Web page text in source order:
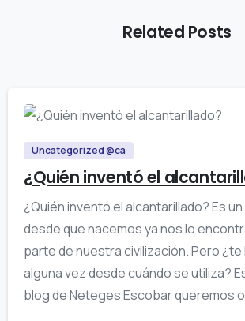
Related Posts
Uncategorized @ca
¿Quién inventó el
¿Quién inventó el alcantarillado? Es
desde que nacemos ya nos lo
parte de nuestra civilización. Pero
alguna vez desde cuándo se utiliza?
blog de Neteges Escobar queremos